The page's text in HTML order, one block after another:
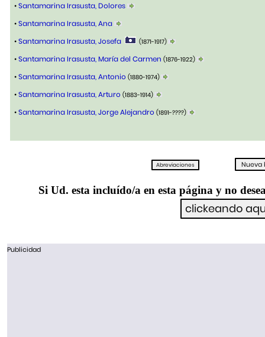
•Santamarina Irasusta, Dolores
•Santamarina Irasusta, Ana
•Santamarina Irasusta, Josefa (1871-1917)
•Santamarina Irasusta, María del Carmen (1876-1922)
•Santamarina Irasusta, Antonio (1880-1974)
•Santamarina Irasusta, Arturo (1883-1914)
•Santamarina Irasusta, Jorge Alejandro (1891-????)
Si Ud. esta incluído/a en esta página y no
Publicidad